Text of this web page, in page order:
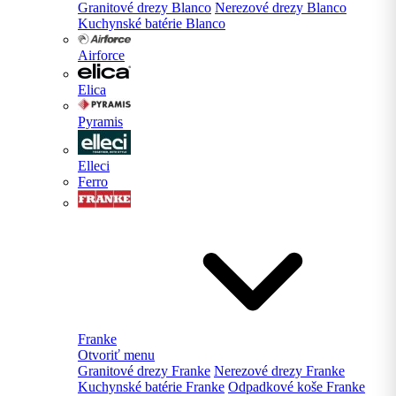
Granitové drezy Blanco Nerezové drezy Blanco
Kuchynské batérie Blanco
Airforce
Elica
Pyramis
Elleci
Ferro
Franke
Otvoriť menu
Granitové drezy Franke Nerezové drezy Franke
Kuchynské batérie Franke Odpadkové koše Franke